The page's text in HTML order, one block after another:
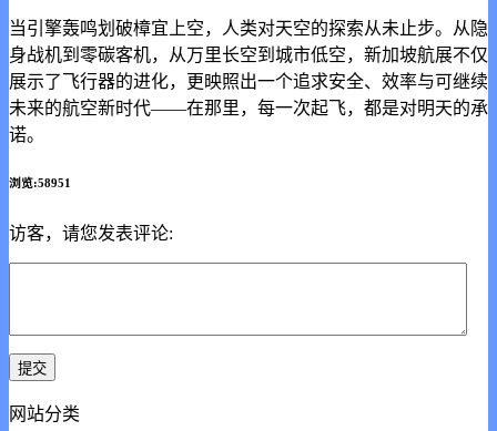
当引擎轰鸣划破樟宜上空，人类对天空的探索从未止步。从隐
身战机到零碳客机，从万里长空到城市低空，新加坡航展不仅
展示了飞行器的进化，更映照出一个追求安全、效率与可继续
未来的航空新时代——在那里，每一次起飞，都是对明天的承
诺。
浏览:58951
访客，请您发表评论:
网站分类